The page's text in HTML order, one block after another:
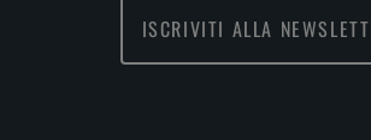
ISCRIVITI ALLA